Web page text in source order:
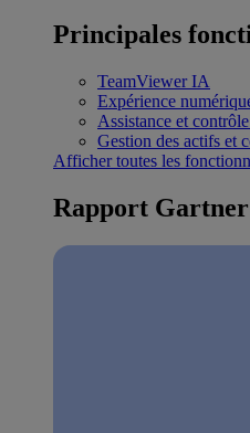
Principales
TeamViewer IA
Expérience
Assistance et
Gestion des actifs et
Afficher toutes les
Rapport Gartner